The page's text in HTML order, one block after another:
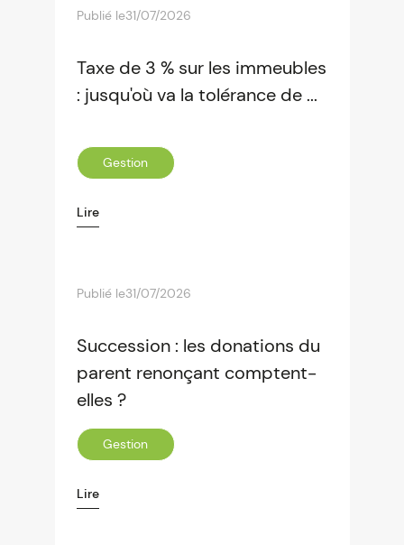
Publié le31/07/2026
Taxe de 3 % sur les immeubles
: jusqu'où va la tolérance de ...
Gestion
Lire
Publié le31/07/2026
Succession : les donations du
parent renonçant comptent-
elles ?
Gestion
Lire